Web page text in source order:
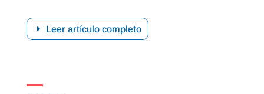
Leer artículo completo